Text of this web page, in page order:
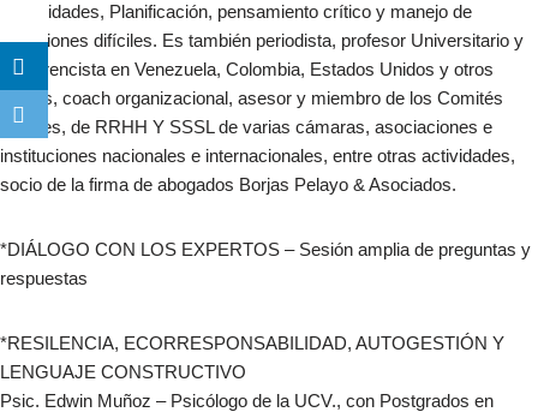
necesidades, Planificación, pensamiento crítico y manejo de
situaciones difíciles. Es también periodista, profesor Universitario y
conferencista en Venezuela, Colombia, Estados Unidos y otros
países, coach organizacional, asesor y miembro de los Comités
Legales, de RRHH Y SSSL de varias cámaras, asociaciones e
instituciones nacionales e internacionales, entre otras actividades,
socio de la firma de abogados Borjas Pelayo & Asociados.
*DIÁLOGO CON LOS EXPERTOS – Sesión amplia de preguntas y
respuestas
*RESILENCIA, ECORRESPONSABILIDAD, AUTOGESTIÓN Y
LENGUAJE CONSTRUCTIVO
Psic. Edwin Muñoz – Psicólogo de la UCV., con Postgrados en